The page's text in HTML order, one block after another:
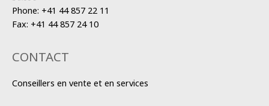
Phone: +41 44 857 22 11
Fax: +41 44 857 24 10
CONTACT
Conseillers en vente et en services